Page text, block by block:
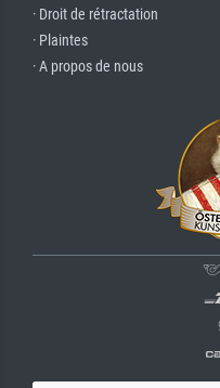
· Droit de rétractation
· Plaintes
· A propos de nous